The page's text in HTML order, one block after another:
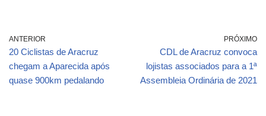
ANTERIOR
20 Ciclistas de Aracruz
chegam a Aparecida após
quase 900km pedalando
PRÓXIMO
CDL de Aracruz convoca
lojistas associados para a 1ª
Assembleia Ordinária de 2021